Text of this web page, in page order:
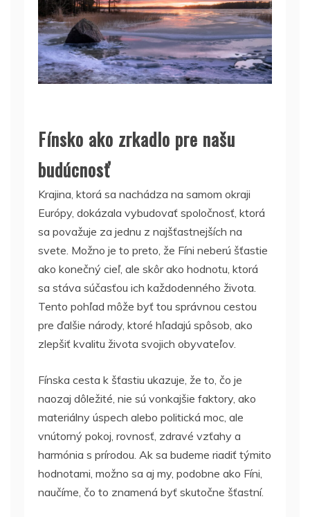
Fínsko ako zrkadlo pre našu
budúcnosť
Krajina, ktorá sa nachádza na samom okraji
Európy, dokázala vybudovať spoločnosť, ktorá
sa považuje za jednu z najšťastnejších na
svete. Možno je to preto, že Fíni neberú šťastie
ako konečný cieľ, ale skôr ako hodnotu, ktorá
sa stáva súčasťou ich každodenného života.
Tento pohľad môže byť tou správnou cestou
pre ďalšie národy, ktoré hľadajú spôsob, ako
zlepšiť kvalitu života svojich obyvateľov.
Fínska cesta k šťastiu ukazuje, že to, čo je
naozaj dôležité, nie sú vonkajšie faktory, ako
materiálny úspech alebo politická moc, ale
vnútorný pokoj, rovnosť, zdravé vzťahy a
harmónia s prírodou. Ak sa budeme riadiť týmito
hodnotami, možno sa aj my, podobne ako Fíni,
naučíme, čo to znamená byť skutočne šťastní.